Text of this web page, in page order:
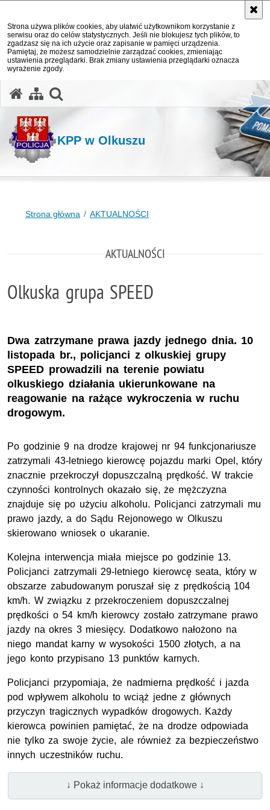
Strona używa plików cookies, aby ułatwić użytkownikom korzystanie z
serwisu oraz do celów statystycznych. Jeśli nie blokujesz tych plików, to
zgadzasz się na ich użycie oraz zapisanie w pamięci urządzenia.
Pamiętaj, że możesz samodzielnie zarządzać cookies, zmieniając
ustawienia przeglądarki. Brak zmiany ustawienia przeglądarki oznacza
wyrażenie zgody.
KPP w Olkuszu
Strona główna AKTUALNOŚCI
AKTUALNOŚCI
Olkuska grupa SPEED
Dwa zatrzymane prawa jazdy jednego dnia. 10
listopada br., policjanci z olkuskiej grupy
SPEED prowadzili na terenie powiatu
olkuskiego działania ukierunkowane na
reagowanie na rażące wykroczenia w ruchu
drogowym.
Po godzinie 9 na drodze krajowej nr 94 funkcjonariusze
zatrzymali 43-letniego kierowcę pojazdu marki Opel, który
znacznie przekroczył dopuszczalną prędkość. W trakcie
czynności kontrolnych okazało się, że mężczyzna
znajduje się po użyciu alkoholu. Policjanci zatrzymali mu
prawo jazdy, a do Sądu Rejonowego w Olkuszu
skierowano wniosek o ukaranie.
Kolejna interwencja miała miejsce po godzinie 13.
Policjanci zatrzymali 29-letniego kierowcę seata, który w
obszarze zabudowanym poruszał się z prędkością 104
km/h. W związku z przekroczeniem dopuszczalnej
prędkości o 54 km/h kierowcy zostało zatrzymane prawo
jazdy na okres 3 miesięcy. Dodatkowo nałożono na
niego mandat karny w wysokości 1500 złotych, a na
jego konto przypisano 13 punktów karnych.
Policjanci przypomiaja, że nadmierna prędkość i jazda
pod wpływem alkoholu to wciąż jedne z głównych
przyczyn tragicznych wypadków drogowych. Każdy
kierowca powinien pamiętać, że na drodze odpowiada
nie tylko za swoje życie, ale również za bezpieczeństwo
innych uczestników ruchu.
↓ Pokaż informacje dodatkowe ↓